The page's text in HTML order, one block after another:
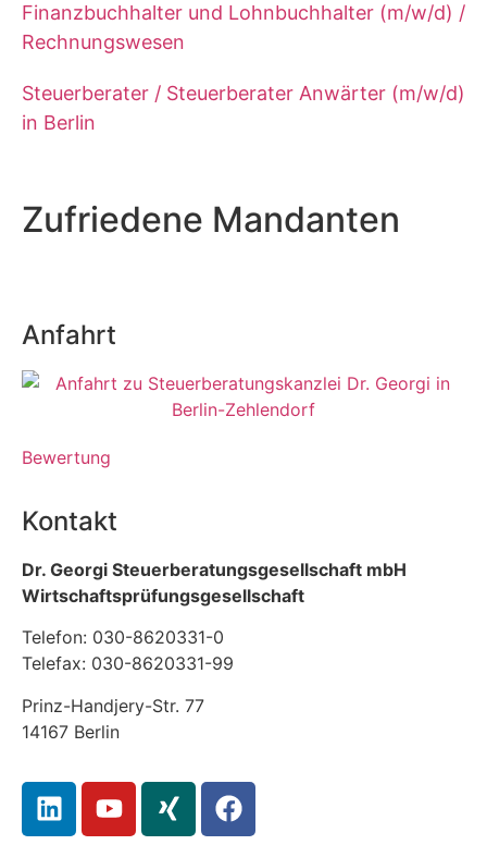
Finanzbuchhalter und Lohnbuchhalter (m/w/d) /
Rechnungswesen
Steuerberater / Steuerberater Anwärter (m/w/d)
in Berlin
Zufriedene Mandanten
Anfahrt
Bewertung
Kontakt
Dr. Georgi Steuerberatungsgesellschaft mbH
Wirtschaftsprüfungsgesellschaft
Telefon: 030-8620331-0
Telefax: 030-8620331-99
Prinz-Handjery-Str. 77
14167 Berlin